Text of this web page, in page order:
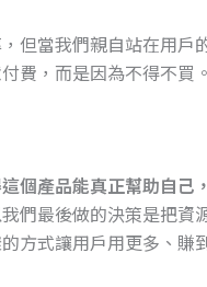
但當我們親自站在用戶
費，而是因為不得不買。
個產品能真正幫助自己
們最後做的決策是把資
方式讓用戶用更多、賺